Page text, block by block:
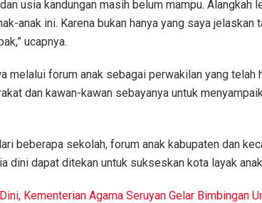
usia kandungan masih belum mampu. Alangkah
anak ini. Karena bukan hanya yang saya jelaskan
ucapnya.
melalui forum anak sebagai perwakilan yang
dan kawan-kawan sebayanya untuk
beberapa sekolah, forum anak kabupaten dan
dini dapat ditekan untuk sukseskan kota layak
Kementerian Agama Seruyan Gelar Bimbingan